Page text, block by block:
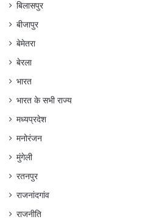
बिलासपुर
बीजापुर
बेमेतरा
बेरला
भारत
भारत के सभी राज्य
मध्यप्रदेश
मनोरंजन
मुंगेली
रतनपुर
राजनांदगांव
राजनीति